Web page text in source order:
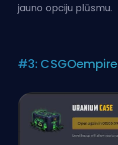
jauno opciju plūsmu.
#3: CSGOempire